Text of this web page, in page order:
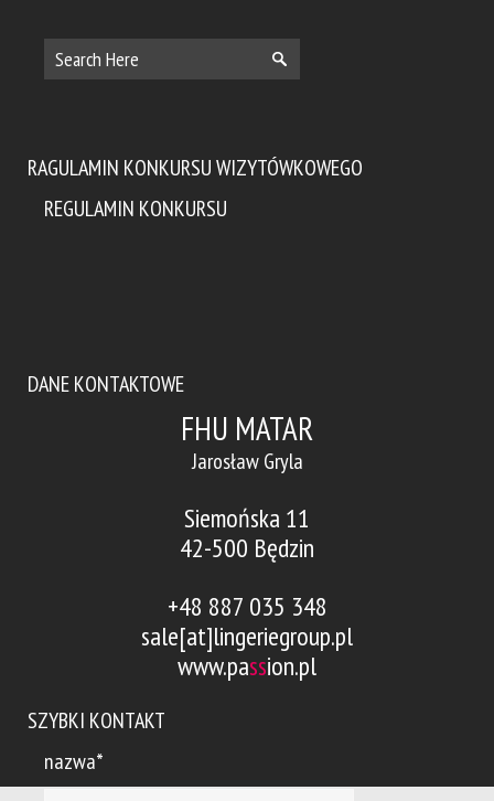
RAGULAMIN KONKURSU WIZYTÓWKOWEGO
REGULAMIN KONKURSU
DANE KONTAKTOWE
FHU MATAR
Jarosław Gryla
Siemońska 11
42-500 Będzin
+48 887 035 348
sale[at]lingeriegroup.pl
www.passion.pl
SZYBKI KONTAKT
nazwa*